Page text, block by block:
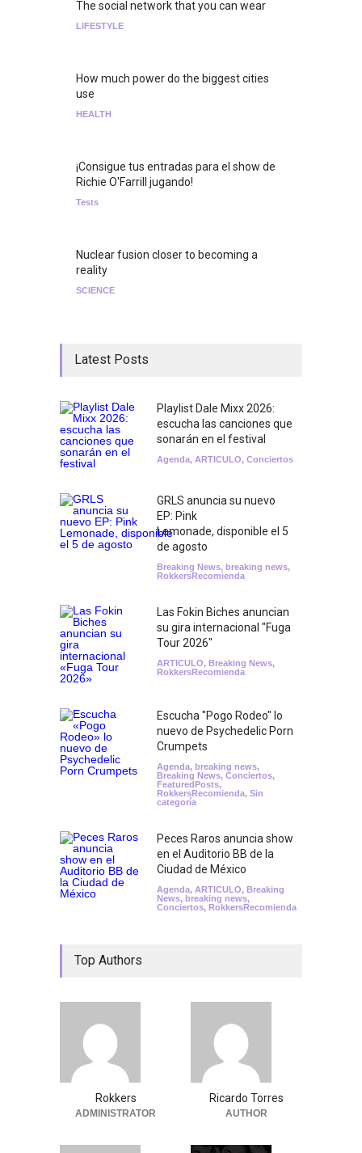
The social network that you can wear
LIFESTYLE
How much power do the biggest cities
use
HEALTH
¡Consigue tus entradas para el show de
Richie O'Farrill jugando!
Tests
Nuclear fusion closer to becoming a
reality
SCIENCE
Latest Posts
Playlist Dale Mixx 2026:
escucha las canciones que
sonarán en el festival
Agenda, ARTICULO, Conciertos
GRLS anuncia su nuevo
EP: Pink
Lemonade, disponible el 5
de agosto
Breaking News, breaking news,
RokkersRecomienda
Las Fokin Biches anuncian
su gira internacional "Fuga
Tour 2026"
ARTICULO, Breaking News,
RokkersRecomienda
Escucha "Pogo Rodeo" lo
nuevo de Psychedelic Porn
Crumpets
Agenda, breaking news,
Breaking News, Conciertos,
FeaturedPosts,
RokkersRecomienda, Sin
categoría
Peces Raros anuncia show
en el Auditorio BB de la
Ciudad de México
Agenda, ARTICULO, Breaking
News, breaking news,
Conciertos, RokkersRecomienda
Top Authors
Rokkers
ADMINISTRATOR
Ricardo Torres
AUTHOR